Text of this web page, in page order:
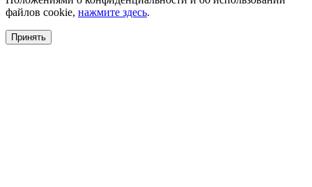
файлов cookie, нажмите здесь.
Принять